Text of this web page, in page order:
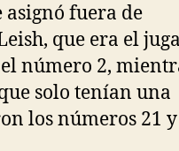
asignó fuera de
que era el
número 2,
solo tenían una
los números 21 y